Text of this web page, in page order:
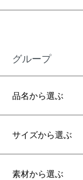
グループ
品名から選ぶ
サイズから選ぶ
素材から選ぶ